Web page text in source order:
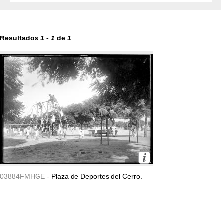
Resultados 1 - 1 de 1
03884FMHGE - Plaza de Deportes del Cerro.